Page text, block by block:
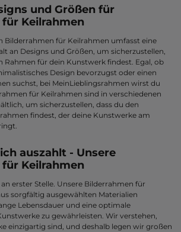
und Größen für
Keilrahmen
Bilderrahmen für Keilrahmen umfasst eine
an Designs und Größen, um sicherzustellen,
Rahmen für dein Kunstwerk findest. Egal, ob
Design bevorzugst oder einen
suchst, bei MeinLieblingsrahmen wirst du
für Keilrahmen sind in verschiedenen
um sicherzustellen, dass du den
findest, der deine Kunstwerke am
auszahlt - Unsere
Keilrahmen
erster Stelle. Unsere Bilderrahmen für
sorgfältig ausgewählten Materialien
Lebensdauer und eine optimale
zu gewährleisten. Wir verstehen,
einzigartig sind, und deshalb legen wir großen